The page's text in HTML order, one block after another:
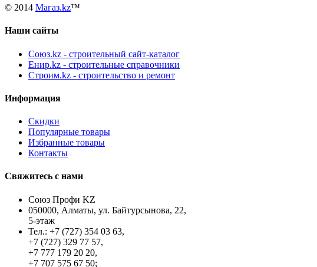
© 2014 Магаз.kz™
Наши сайты
Союз.kz - строительный сайт-каталог
Енир.kz - строительные справочники
Строим.kz - строительство и ремонт
Информация
Скидки
Популярные товары
Избранные товары
Контакты
Свяжитесь с нами
Союз Профи KZ
050000, Алматы, ул. Байтурсынова, 22,
5-этаж
Тел.: +7 (727) 354 03 63,
+7 (727) 329 77 57,
+7 777 179 20 20,
+7 707 575 67 50;